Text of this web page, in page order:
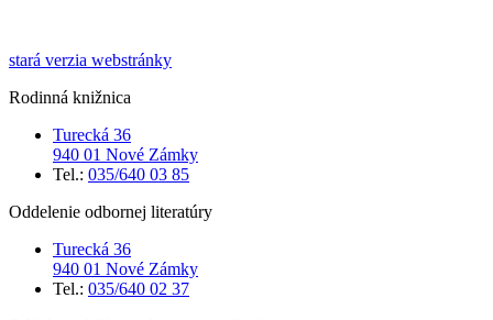
stará verzia webstránky
Rodinná knižnica
Turecká 36
940 01 Nové Zámky
Tel.: 035/640 03 85
Oddelenie odbornej literatúry
Turecká 36
940 01 Nové Zámky
Tel.: 035/640 02 37